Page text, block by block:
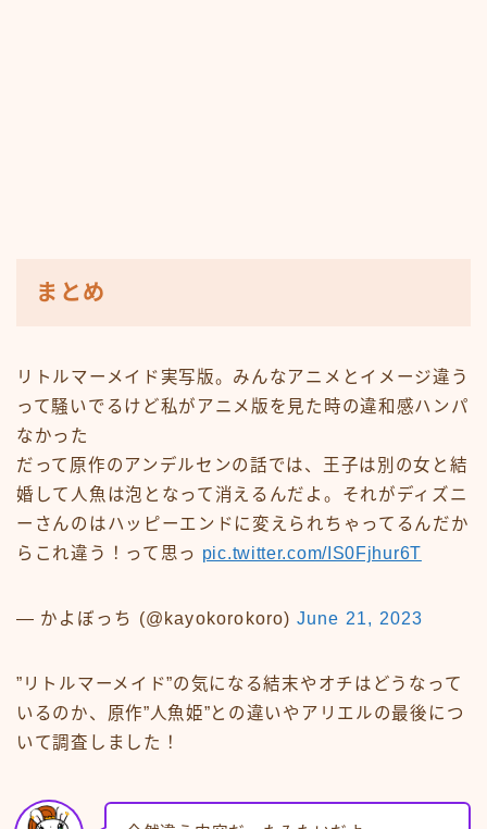
まとめ
リトルマーメイド実写版。みんなアニメとイメージ違う
って騒いでるけど私がアニメ版を見た時の違和感ハンパ
なかった
だって原作のアンデルセンの話では、王子は別の女と結
婚して人魚は泡となって消えるんだよ。それがディズニ
ーさんのはハッピーエンドに変えられちゃってるんだか
らこれ違う！って思っ pic.twitter.com/IS0Fjhur6T
— かよぼっち (@kayokorokoro) June 21, 2023
”リトルマーメイド”の気になる結末やオチはどうなって
いるのか、原作”人魚姫”との違いやアリエルの最後につ
いて調査しました！